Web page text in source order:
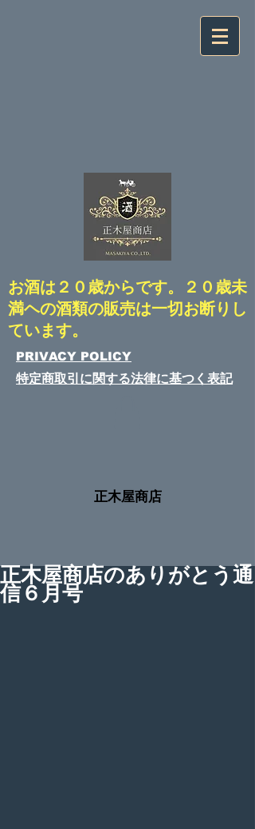
​お酒は２０歳からです。２０歳未
満ヘの酒類の販売は一切お断りし
ています。
​PRIVACY POLICY
特定商取引に関する法律​に基つく表記
​正木屋商店
正木屋商店のありがとう通
信６月号